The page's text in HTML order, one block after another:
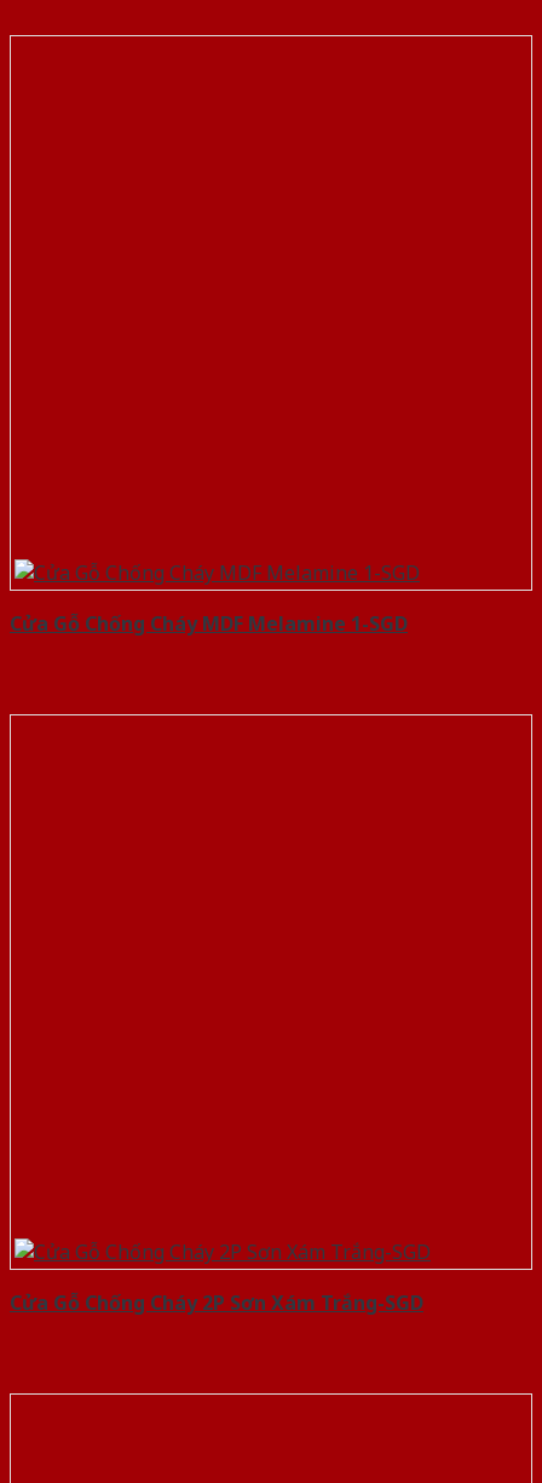
Cửa Gỗ Chống Cháy MDF Melamine 1-SGD
Cửa Gỗ Chống Cháy 2P Sơn Xám Trắng-SGD